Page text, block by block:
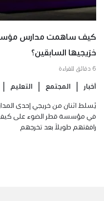
كيف ساهمت مدارس
خرّيجيها السابقين؟
6 دقائق للقراءة
أخبار المجتمع التعليم
يُسلط اثنان من خريجي إحدى
في مؤسسة قطر الضوء على
رافقتهم طويلاً بعد تخرجهم